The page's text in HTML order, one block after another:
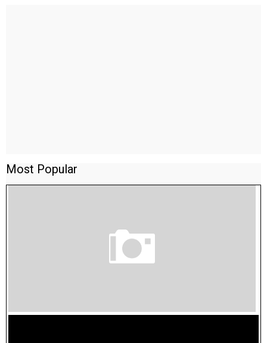
Most Popular